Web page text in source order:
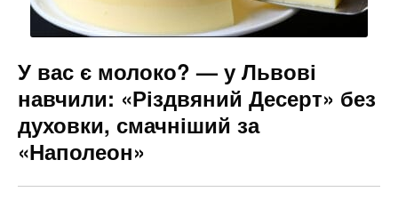
У вас є молоко? — у Львові
навчили: «Різдвяний Десерт» без
духовки, смачніший за
«Наполеон»